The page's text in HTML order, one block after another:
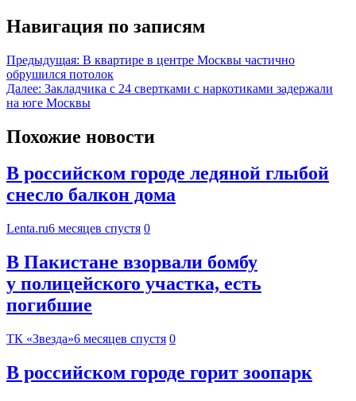
Навигация по записям
Предыдущая: В квартире в центре Москвы частично
обрушился потолок
Далее: Закладчика с 24 свертками с наркотиками задержали
на юге Москвы
Похожие новости
В российском городе ледяной глыбой
снесло балкон дома
Lenta.ru6 месяцев спустя 0
В Пакистане взорвали бомбу
у полицейского участка, есть
погибшие
ТК «Звезда»6 месяцев спустя 0
В российском городе горит зоопарк